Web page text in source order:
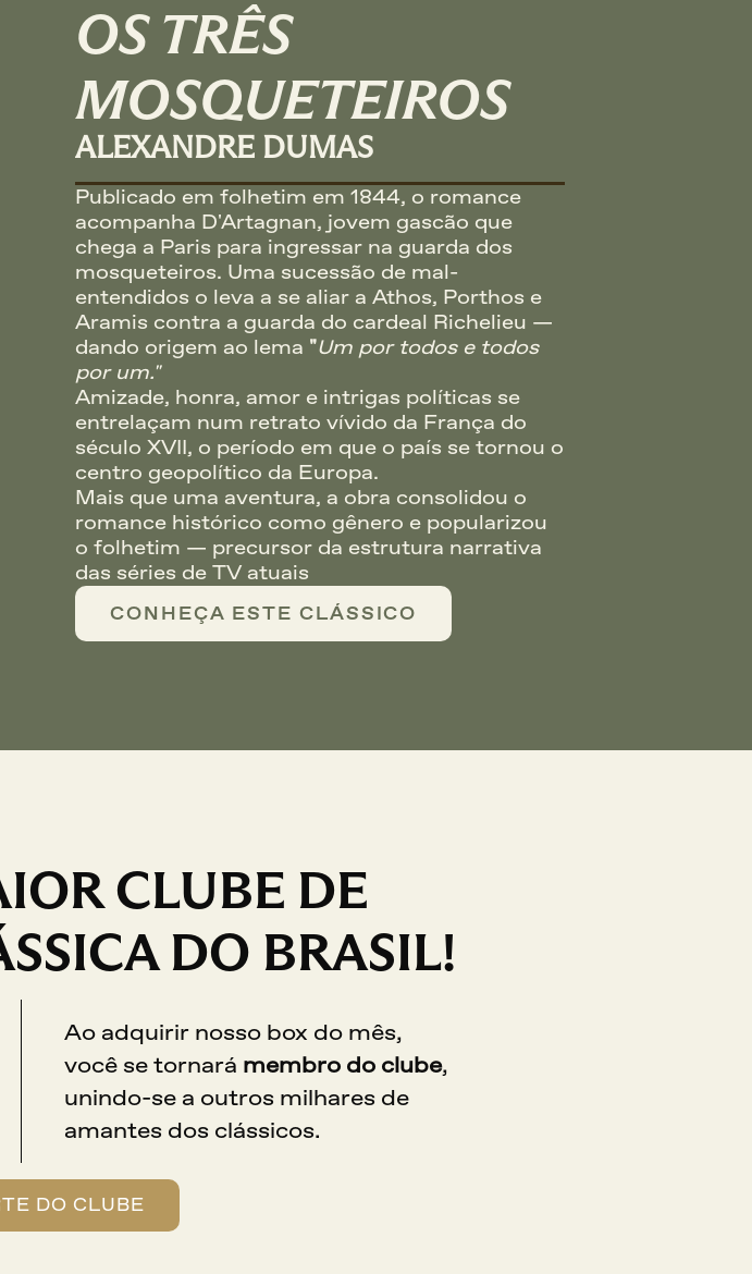
OS TRÊS
MOSQUETEIROS
ALEXANDRE DUMAS
Publicado em folhetim em 1844, o romance
acompanha D'Artagnan, jovem gascão que
chega a Paris para ingressar na guarda dos
mosqueteiros. Uma sucessão de mal-
entendidos o leva a se aliar a Athos, Porthos e
Aramis contra a guarda do cardeal Richelieu —
dando origem ao lema "Um por todos e todos
por um."
Amizade, honra, amor e intrigas políticas se
entrelaçam num retrato vívido da França do
século XVII, o período em que o país se tornou o
centro geopolítico da Europa.
Mais que uma aventura, a obra consolidou o
romance histórico como gênero e popularizou
o folhetim — precursor da estrutura narrativa
das séries de TV atuais
CONHEÇA ESTE CLÁSSICO
CLUBE DE
DO BRASIL!
Ao adquirir nosso box do mês,
você se tornará membro do clube,
unindo-se a outros milhares de
amantes dos clássicos.
DO CLUBE